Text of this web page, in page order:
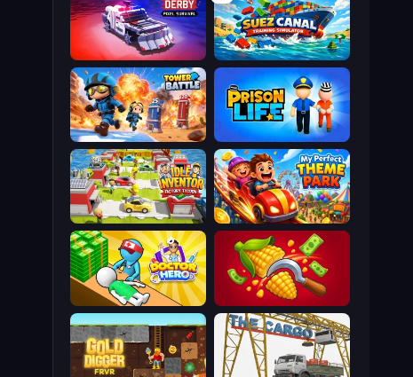
Suez Canal Training Simulator
Zombie Derby: Pixel Survival
Prison Life
Tower Battle
My Perfect Theme Park
Idle Inventor
Farm-51: Secret Harvest
Doctor Hero